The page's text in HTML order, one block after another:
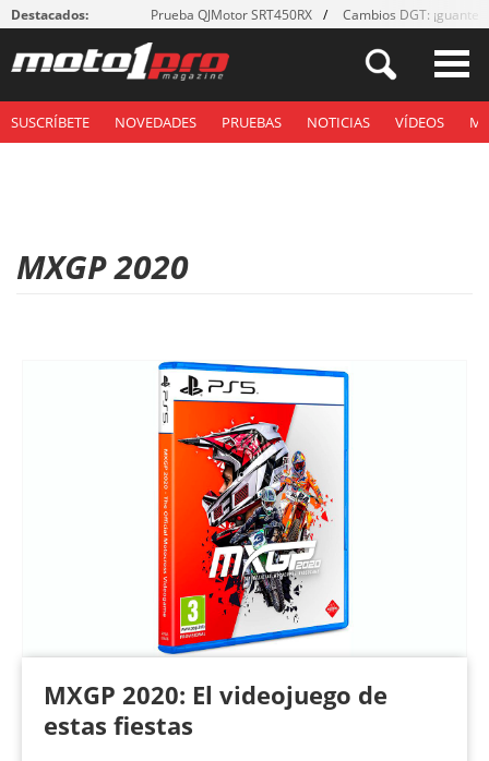
Destacados: Prueba QJMotor SRT450RX Cambios DGT: ¡guantes!
SUSCRÍBETE NOVEDADES PRUEBAS NOTICIAS VÍDEOS
MXGP 2020
MXGP 2020: El videojuego de
estas fiestas